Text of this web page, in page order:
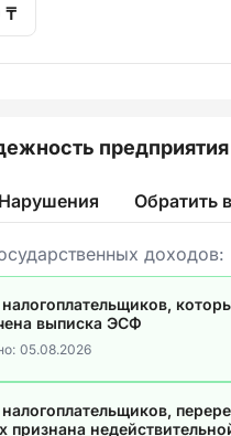
₸
предприятия
Нарушения Обратить
доходов:
выписка ЭСФ
05.08.2026
признана